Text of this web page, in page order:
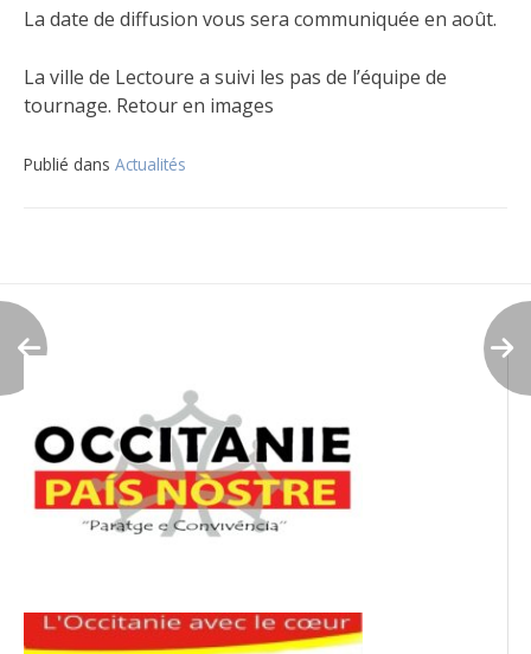
La date de diffusion vous sera communiquée en août.
La ville de Lectoure a suivi les pas de l’équipe de
tournage. Retour en images
Publié dans Actualités
l’article